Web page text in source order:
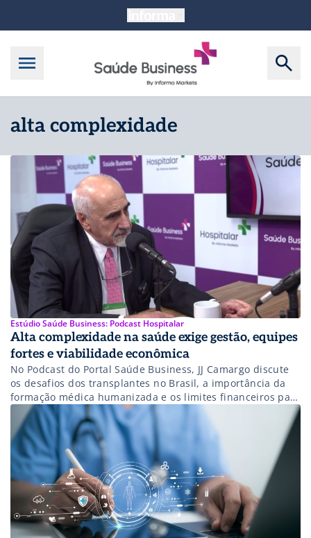
alta complexidade
Estúdio Saúde Business: Podcast Hospitalar
Alta complexidade na saúde exige gestão, equipes
fortes e viabilidade econômica
No Podcast do Portal Saúde Business, JJ Camargo discute
os desafios dos transplantes no Brasil, a importância da
formação médica humanizada e os limites financeiros para
manter procedimentos de alta complexidade.